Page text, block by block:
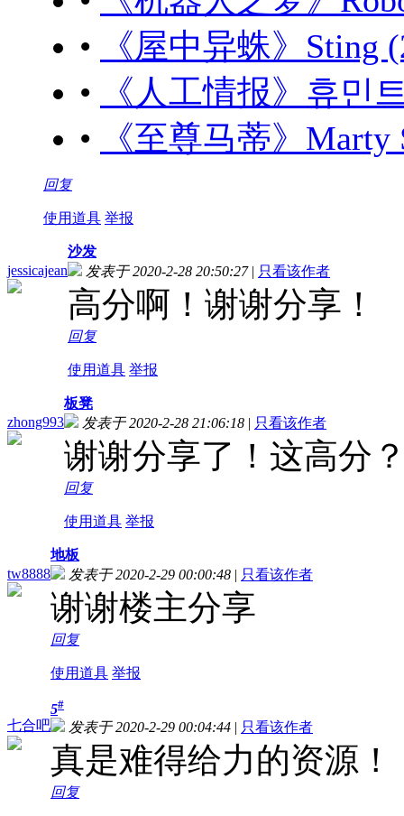
•
《屋中异蛛》Sting
•
《人工情报》휴민
•
《至尊马蒂》
回复
使用道具 举报
jessicajean
沙发
发表于 2020-2-28 20:50:27 | 只看该作者
高分啊！谢谢分享！
回复
使用道具 举报
zhong993
板凳
发表于 2020-2-28 21:06:18 | 只看该作者
谢谢分享了！这高分
回复
使用道具 举报
tw8888
地板
发表于 2020-2-29 00:00:48 | 只看该作者
谢谢楼主分享
回复
使用道具 举报
七合吧
5#
发表于 2020-2-29 00:04:44 | 只看该作者
真是难得给力的资源！
回复